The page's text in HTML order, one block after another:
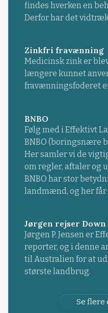
findes hverken en
Derfor har det
Zinkfri fravænning
Medicinsk zink er
længere kunnet
fravænningsfoderet
BNBO
Følg med i Effektivt
BNBO (boringsnære
Her samler vi de
om regler, aftaler og
BNBO har stor
landmænd, og her får
Jørgen rejser
Jørgen P. Jensen er
reporter, og i denne
til Australien for at
største landbrug.
Se flere